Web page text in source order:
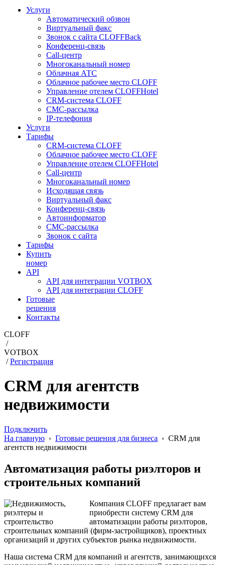
Услуги
Автоматический обзвон
Виртуальный факс
Звонок с сайта CLOFFBack
Конференц-связь
Call-центр
Многоканальный номер
Облачная АТС
Облачное рабочее место CLOFF
Управление отелем CLOFFHotel
CRM-система CLOFF
СМС-рассылка
IP-телефония
Услуги
Тарифы
CRM-система CLOFF
Облачное рабочее место CLOFF
Управление отелем CLOFFHotel
Call-центр
Многоканальный номер
Исходящая связь
Виртуальный факс
Конференц-связь
Автоинформатор
СМС-рассылка
Звонок с сайта
Тарифы
Купить
номер
API
API для интеграции VOTBOX
API для интеграции CLOFF
Готовые
решения
Контакты
CLOFF
/
VOTBOX
/Регистрация
CRM для агентств
недвижимости
Подключить
На главную ‹ Готовые решения для бизнеса ‹ CRM для
агентств недвижимости
Автоматизация работы риэлторов и
строительных компаний
Компания CLOFF предлагает вам
приобрести систему CRM для
автоматизации работы риэлторов,
строительных компаний (фирм-застройщиков), проектных
организаций и других субъектов рынка недвижимости.
Наша система CRM для компаний и агентств, занимающихся